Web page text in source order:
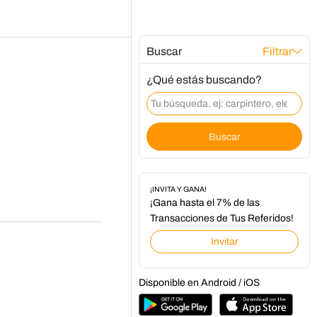
Buscar Filtrar
¿Qué estás buscando?
Buscar
¡INVITA Y GANA!
¡Gana hasta el 7% de las
Transacciones de Tus Referidos!
Invitar
Disponible en Android / iOS